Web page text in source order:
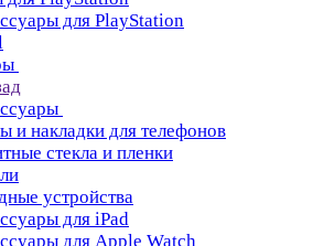
для PlayStation
и накладки для телефонов
стекла и пленки
устройства
для iPad
для Apple Watch